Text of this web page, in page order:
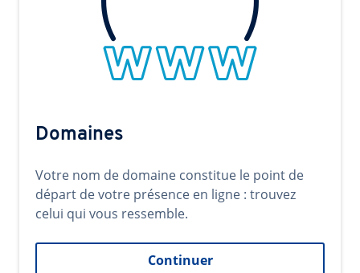
Domaines
Votre nom de domaine constitue le point de
départ de votre présence en ligne : trouvez
celui qui vous ressemble.
Continuer